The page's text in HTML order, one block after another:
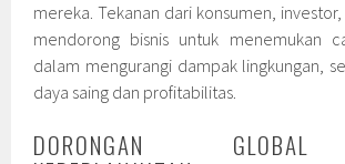
mereka. Tekanan dari konsumen,
mendorong bisnis untuk menemukan
dalam mengurangi dampak lingkungan,
daya saing dan profitabilitas.
DORONGAN